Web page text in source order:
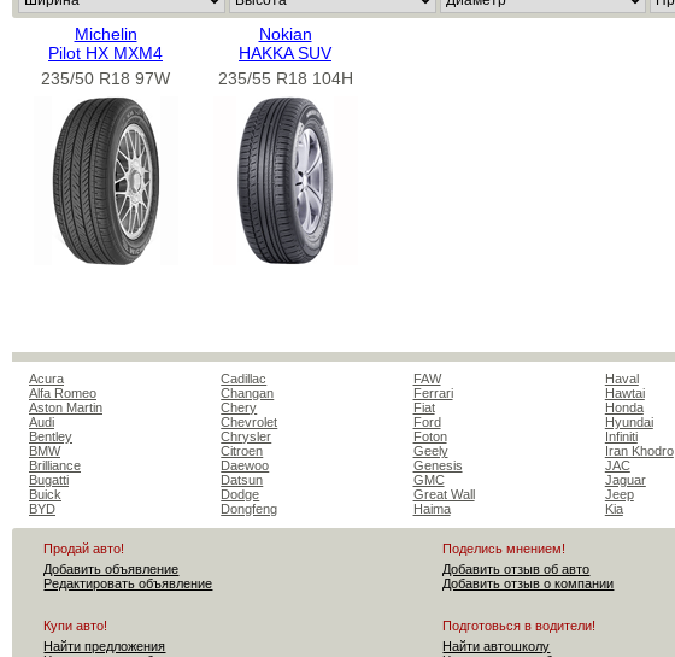
Michelin
Pilot HX MXM4
235/50 R18 97W
Nokian
HAKKA SUV
235/55 R18 104H
Acura
Alfa Romeo
Aston Martin
Audi
Bentley
BMW
Brilliance
Bugatti
Buick
BYD
Cadillac
Changan
Chery
Chevrolet
Chrysler
Citroen
Daewoo
Datsun
Dodge
Dongfeng
FAW
Ferrari
Fiat
Ford
Foton
Geely
Genesis
GMC
Great Wall
Haima
Haval
Hawtai
Honda
Hyundai
Infiniti
Iran Khodro
JAC
Jaguar
Jeep
Kia
Продай авто!
Добавить объявление
Редактировать объявление
Поделись мнением!
Добавить отзыв об авто
Добавить отзыв о компании
Купи авто!
Найти предложения
Подготовься в водители!
Найти автошколу